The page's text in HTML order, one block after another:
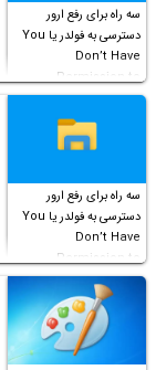
سه راه برای رفع ارور
دسترسی به فولدر یا You
Don’t Have
Permission to
Access this folder
سه راه برای رفع ارور
دسترسی به فولدر یا You
Don’t Have
Permission to
Access this folder